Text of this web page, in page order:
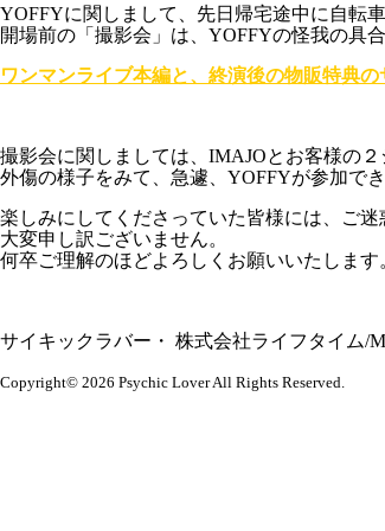
YOFFYに関しまして、先日帰宅途中に自転
開場前の「撮影会」は、YOFFYの怪我の具合
ワンマンライブ本編と、終演後の物販特典
撮影会に関しましては、IMAJOとお客様の
外傷の様子をみて、急遽、YOFFYが参加で
楽しみにしてくださっていた皆様には、ご迷
大変申し訳ございません。
何卒ご理解のほどよろしくお願いいたします
サイキックラバー・ 株式会社ライフタイム/
Copyright© 2026 Psychic Lover All Rights Reserved.